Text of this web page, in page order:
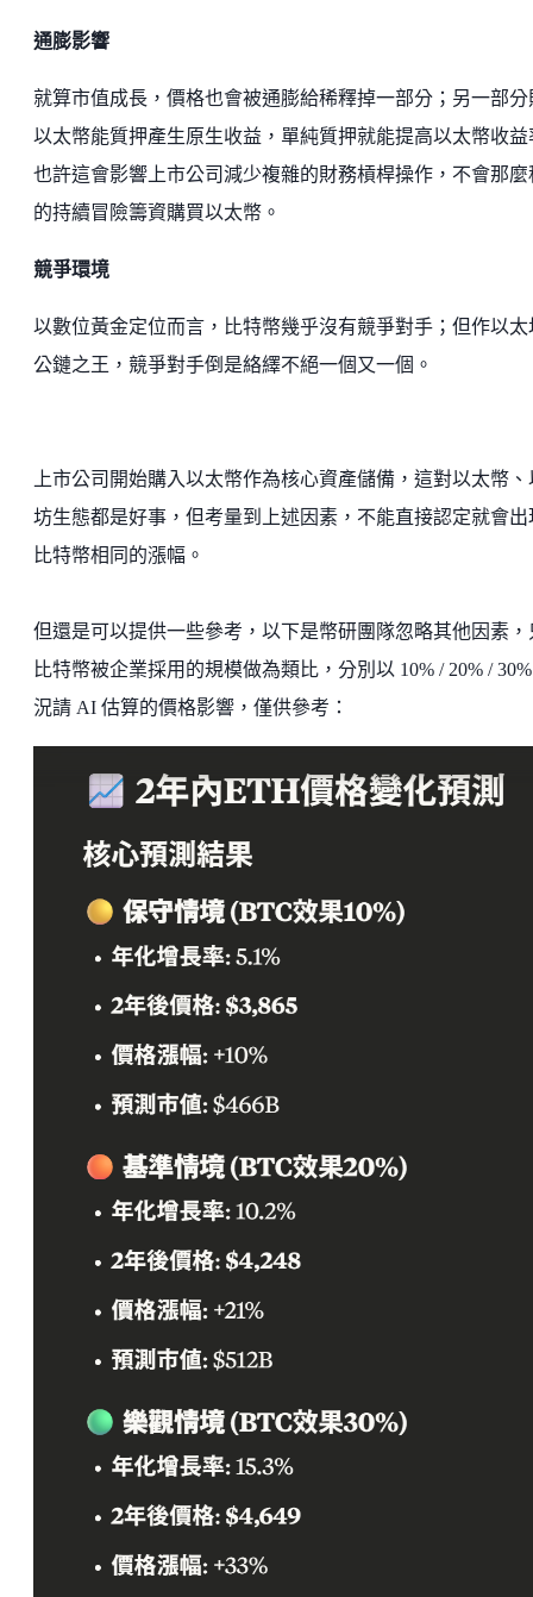
通膨影響
就算市值成長，價格也會被通膨給稀釋掉一部分；另一部分
以太幣能質押產生原生收益，單純質押就能提高以太幣收益
也許這會影響上市公司減少複雜的財務槓桿操作，不會那麼
的持續冒險籌資購買以太幣。
競爭環境
以數位黃金定位而言，比特幣幾乎沒有競爭對手；但作以太
公鏈之王，競爭對手倒是絡繹不絕一個又一個。
上市公司開始購入以太幣作為核心資產儲備，這對以太幣、
坊生態都是好事，但考量到上述因素，不能直接認定就會出
比特幣相同的漲幅。
但還是可以提供一些參考，以下是幣研團隊忽略其他因素，
比特幣被企業採用的規模做為類比，分別以 10% / 20% /
況請 AI 估算的價格影響，僅供參考：